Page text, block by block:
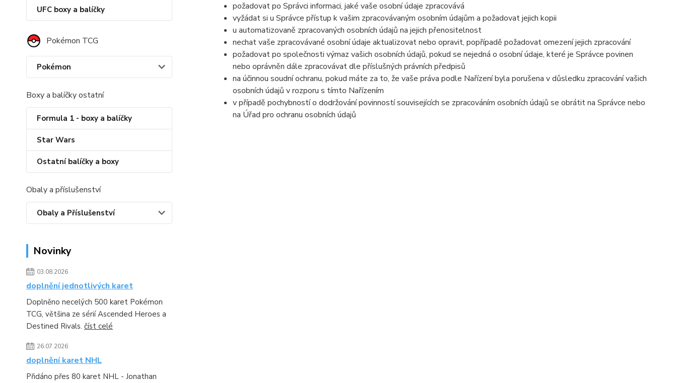
UFC boxy a balíčky
Pokémon TCG
Pokémon
Boxy a balíčky ostatní
Formula 1 - boxy a balíčky
Star Wars
Ostatní balíčky a boxy
Obaly a příslušenství
Obaly a Příslušenství
Novinky
03.08.2026
doplnění jednotlivých karet
Doplněno necelých 500 karet Pokémon
TCG, většina ze sérií Ascended Heroes a
Destined Rivals. číst celé
26.07.2026
doplnění karet NHL
Přidáno přes 80 karet NHL - Jonathan
požadovat po Správci informaci, jaké vaše osobní údaje zpracovává
vyžádat si u Správce přístup k vašim zpracovávaným osobním údajům a požadovat jejich kopii
u automatizovaně zpracovaných osobních údajů na jejich přenositelnost
nechat vaše zpracovávané osobní údaje aktualizovat nebo opravit, popřípadě požadovat omezení jejich zpracování
požadovat po společnosti výmaz vašich osobních údajů, pokud se nejedná o osobní údaje, které je Správce povinen
nebo oprávněn dále zpracovávat dle příslušných právních předpisů
na účinnou soudní ochranu, pokud máte za to, že vaše práva podle Nařízení byla porušena v důsledku zpracování vašich
osobních údajů v rozporu s tímto Nařízením
v případě pochybností o dodržování povinností souvisejících se zpracováním osobních údajů se obrátit na Správce nebo
na Úřad pro ochranu osobních údajů